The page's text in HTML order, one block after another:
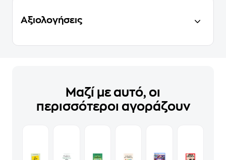
Αξιολογήσεις
Μαζί με αυτό, οι
περισσότεροι αγοράζουν